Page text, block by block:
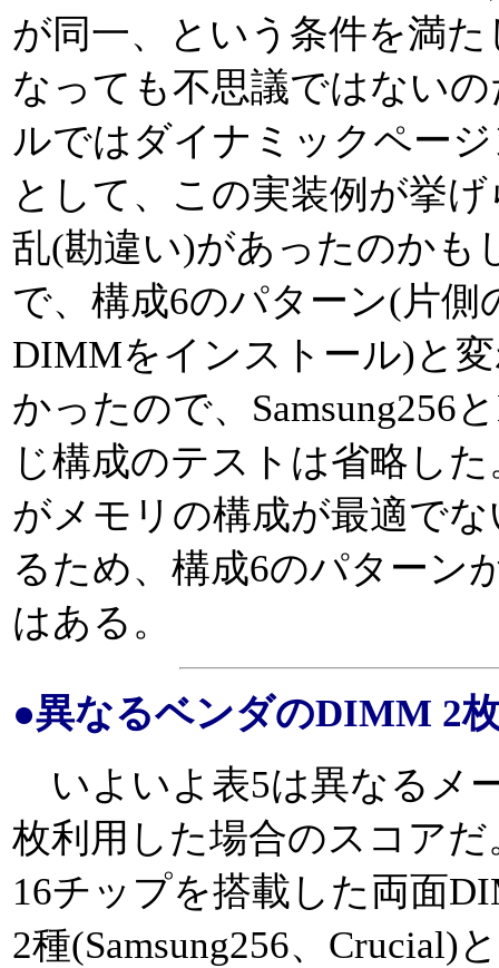
が同一、という条件を満
なっても不思議ではない
ルではダイナミックペー
として、この実装例が挙
乱(勘違い)があったのかも
で、構成6のパターン(片
DIMMをインストール)と
かったので、Samsung256
じ構成のテストは省略し
がメモリの構成が最適で
るため、構成6のパターン
はある。
●異なるベンダのDIMM 2
いよいよ表5は異なるメ
枚利用した場合のスコア
16チップを搭載した両面
2種(Samsung256、